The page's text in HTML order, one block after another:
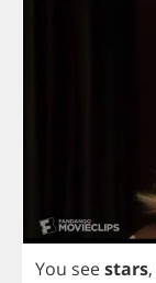
You seestars,